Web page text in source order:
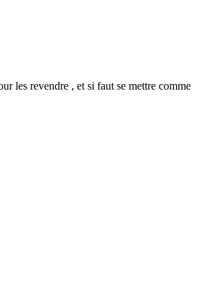
les revendre , et si faut se mettre comme